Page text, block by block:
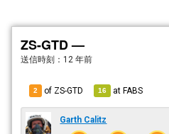
ZS-GTD —
送信時刻： 12 年前
2 of ZS-GTD 16 atFABS
Garth Calitz